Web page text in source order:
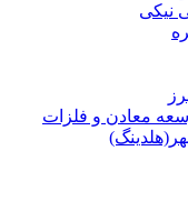
نیکی
معادن و فلزات